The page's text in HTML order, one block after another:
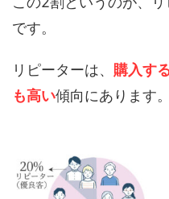
です。
リピーターは、 購入す
も高い傾向にあります。